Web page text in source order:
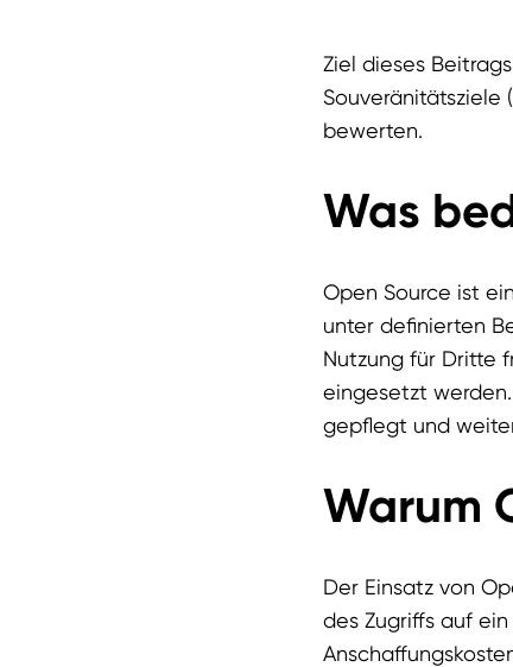
Ziel dieses
Souveränitätsziele (
bewerten.
Was
Open Source ist
unter definierten
Nutzung für Dritte
eingesetzt
gepflegt und
Warum
Der Einsatz von
des Zugriffs auf